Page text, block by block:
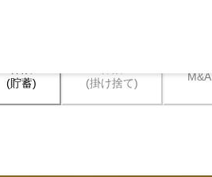
(貯蓄)
(掛け捨て)
M&A